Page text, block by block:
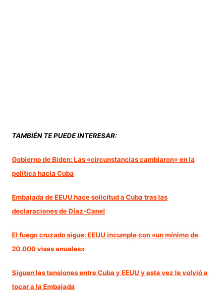
TAMBIÉN TE PUEDE INTERESAR:
Gobierno de Biden: Las «circunstancias cambiaron» en la
política hacia Cuba
Embajada de EEUU hace solicitud a Cuba tras las
declaraciones de Díaz-Canel
El fuego cruzado sigue: EEUU incumple con «un mínimo de
20.000 visas anuales»
Siguen las tensiones entre Cuba y EEUU y esta vez le volvió a
tocar a la Embajada